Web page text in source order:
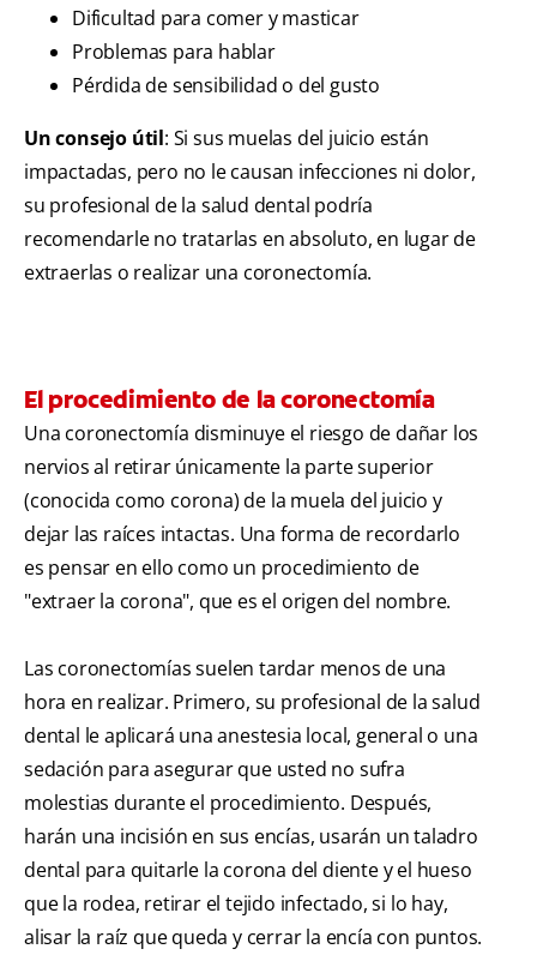
Dificultad para comer y masticar
Problemas para hablar
Pérdida de sensibilidad o del gusto
Un consejo útil: Si sus muelas del juicio están
impactadas, pero no le causan infecciones ni dolor,
su profesional de la salud dental podría
recomendarle no tratarlas en absoluto, en lugar de
extraerlas o realizar una coronectomía.
El procedimiento de la coronectomía
Una coronectomía disminuye el riesgo de dañar los
nervios al retirar únicamente la parte superior
(conocida como corona) de la muela del juicio y
dejar las raíces intactas. Una forma de recordarlo
es pensar en ello como un procedimiento de
"extraer la corona", que es el origen del nombre.
Las coronectomías suelen tardar menos de una
hora en realizar. Primero, su profesional de la salud
dental le aplicará una anestesia local, general o una
sedación para asegurar que usted no sufra
molestias durante el procedimiento. Después,
harán una incisión en sus encías, usarán un taladro
dental para quitarle la corona del diente y el hueso
que la rodea, retirar el tejido infectado, si lo hay,
alisar la raíz que queda y cerrar la encía con puntos.